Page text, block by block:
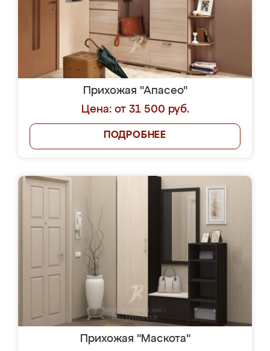
Прихожая "Апасео"
Цена: от 31 500 руб.
ПОДРОБНЕЕ
Прихожая "Маскота"